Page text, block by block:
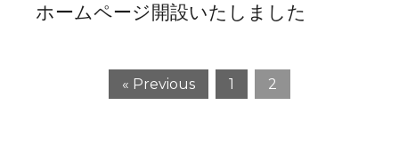
ホームページ開設いたしました
« Previous 1 2